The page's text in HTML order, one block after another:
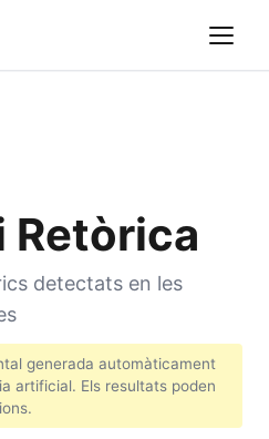
Retòrica
detectats en les
generada automàticament
artificial. Els resultats poden